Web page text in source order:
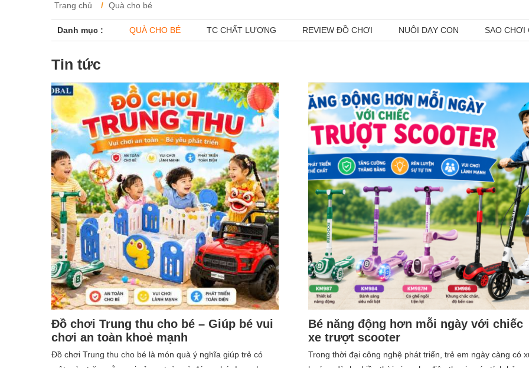
Trang chủ Quà cho bé
Danh mục : QUÀ CHO BÉ TC CHẤT LƯỢNG REVIEW ĐỒ CHƠI NUÔI DẠY CON SAO CHƠI
Tin tức
Đồ chơi Trung thu cho bé – Giúp bé vui
chơi an toàn khoẻ mạnh
Đồ chơi Trung thu cho bé là món quà ý nghĩa giúp trẻ có
Bé năng động hơn mỗi ngày với chiếc
xe trượt scooter
Trong thời đại công nghệ phát triển, trẻ em ngày càng có